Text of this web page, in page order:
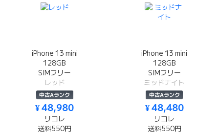
iPhone 13 mini
128GB
SIMフリー
レッド
中古Aランク
¥ 48,980
リコレ
送料550円
iPhone 13 mini
128GB
SIMフリー
ミッドナイト
中古Aランク
¥ 48,480
リコレ
送料550円